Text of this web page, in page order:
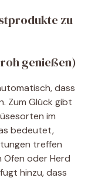
zu
roh genießen)
dass
Zum Glück gibt
im
bedeutet,
treffen
Ofen oder Herd
hinzu, dass